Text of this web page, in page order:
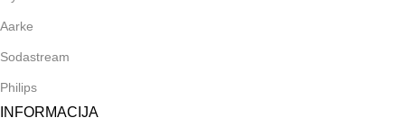
Aarke
Sodastream
Philips
INFORMACIJA